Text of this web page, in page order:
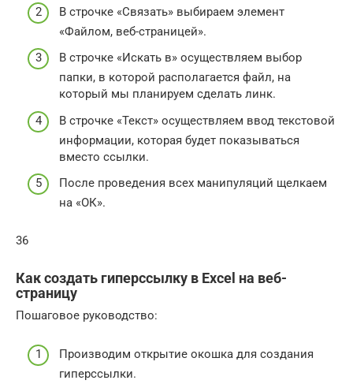
В строчке «Связать» выбираем элемент
«Файлом, веб-страницей».
В строчке «Искать в» осуществляем выбор
папки, в которой располагается файл, на
который мы планируем сделать линк.
В строчке «Текст» осуществляем ввод текстовой
информации, которая будет показываться
вместо ссылки.
После проведения всех манипуляций щелкаем
на «ОК».
36
Как создать гиперссылку в Excel на веб-
страницу
Пошаговое руководство:
Производим открытие окошка для создания
гиперссылки.